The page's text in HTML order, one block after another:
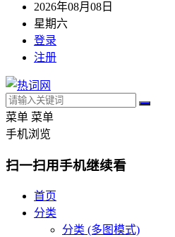
2026年08月08日
星期六
登录
注册
菜单 菜单
手机浏览
扫一扫用手机继续看
首页
分类
分类 (多图模式)